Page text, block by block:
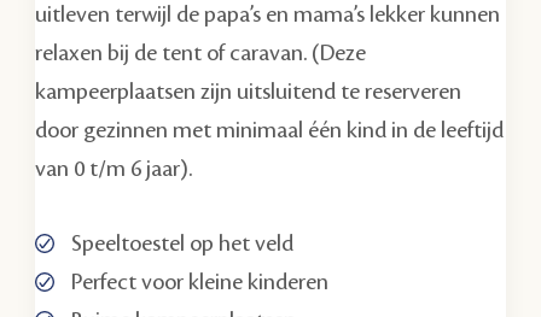
uitleven terwijl de papa’s en mama’s lekker kunnen
relaxen bij de tent of caravan. (Deze
kampeerplaatsen zijn uitsluitend te reserveren
door gezinnen met minimaal één kind in de leeftijd
van 0 t/m 6 jaar).
Speeltoestel op het veld
Perfect voor kleine kinderen